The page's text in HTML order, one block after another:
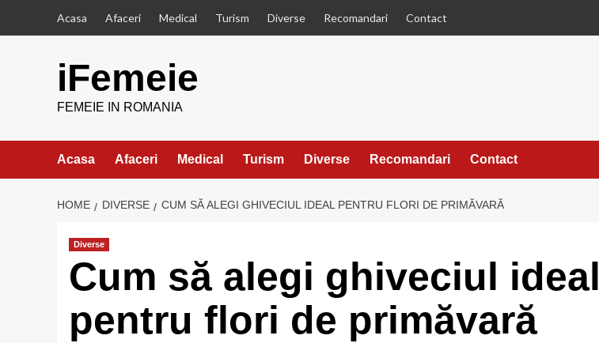
Acasa Afaceri Medical Turism Diverse Recomandari Contact
iFemeie
FEMEIE IN ROMANIA
Acasa Afaceri Medical Turism Diverse Recomandari Contact
HOME DIVERSE CUM SĂ ALEGI GHIVECIUL IDEAL PENTRU FLORI DE PRIMĂVARĂ
Diverse
Cum să alegi ghiveciul ideal
pentru flori de primăvară